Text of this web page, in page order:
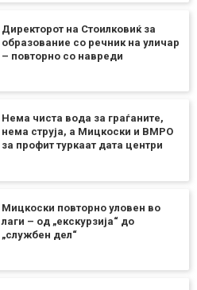
Директорот на Стоилковиќ за
образование со речник на уличар
– повторно со навреди
Нема чиста вода за граѓаните,
нема струја, а Мицкоски и ВМРО
за профит туркаат дата центри
Мицкоски повторно уловен во
лаги – од „екскурзија“ до
„службен дел“